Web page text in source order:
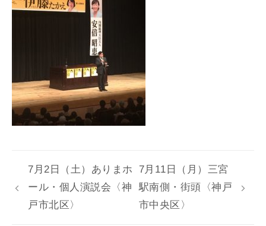
7月2日（土）ありまホ
ール・個人演説会〈神
戸市北区〉
7月11日（月）三宮
駅南側・街頭〈神戸
市中央区〉